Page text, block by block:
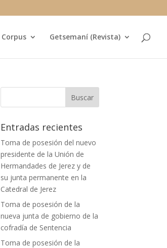
Corpus Getsemaní (Revista)
Entradas recientes
Toma de posesión del nuevo
presidente de la Unión de
Hermandades de Jerez y de
su junta permanente en la
Catedral de Jerez
Toma de posesión de la
nueva junta de gobierno de la
cofradía de Sentencia
Toma de posesión de la